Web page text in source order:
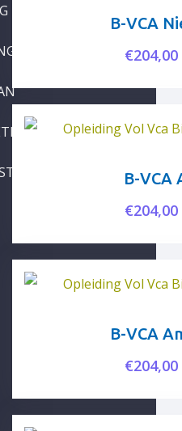
E-LEARNING VCA
INTERVIEWT
B-VCA
€204,00
B-VCA
€204,00
B-VCA
€204,00